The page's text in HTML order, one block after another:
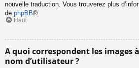
nouvelle traduction. Vous trouverez plus
de phpBB®.
Haut
A quoi correspondent les images
nom d’utilisateur ?